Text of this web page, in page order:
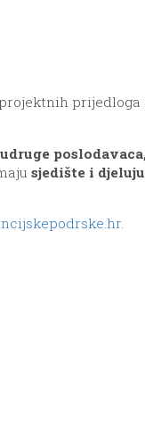
prijedloga
sjedište i djeluju
.